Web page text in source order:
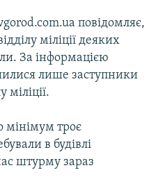
повідомляє,
міліції деяких
За інформацією
лише заступники
міліції.
мінімум троє
в будівлі
штурму зараз